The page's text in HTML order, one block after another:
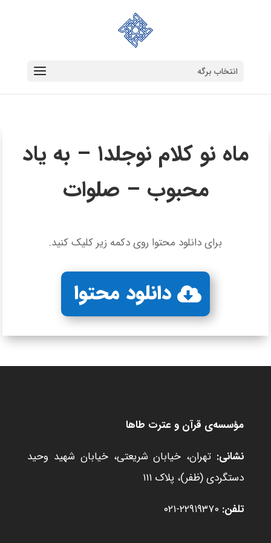
انتخاب برگه
ماه نو کلام نوجلد۱ – به یاد
محبوب – صلوات
برای دانلود محتوا روی دکمه زیر کلیک کنید.
دانلود محتوا
مؤسسه‌ی قرآن و عترت طاها
نشانی: تهران، خیابان شریعتی، خیابان شهید وحید
دستگردی (ظفر)، پلاک ۱۱۱
تلفن: